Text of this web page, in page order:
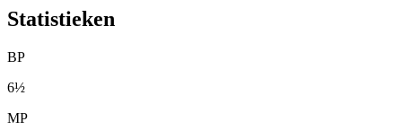
Statistieken
BP
6½
MP